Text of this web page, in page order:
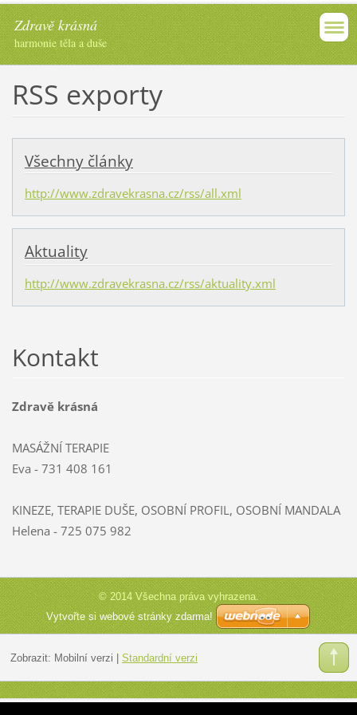
Zdravě krásná
harmonie těla a duše
RSS exporty
Všechny články
http://www.zdravekrasna.cz/rss/all.xml
Aktuality
http://www.zdravekrasna.cz/rss/aktuality.xml
Kontakt
Zdravě krásná
MASÁŽNÍ TERAPIE
Eva - 731 408 161
KINEZE, TERAPIE DUŠE, OSOBNÍ PROFIL, OSOBNÍ MANDALA
Helena - 725 075 982
© 2014 Všechna práva vyhrazena.
Vytvořte si webové stránky zdarma!
Zobrazit: Mobilní verzi Standardní verzi